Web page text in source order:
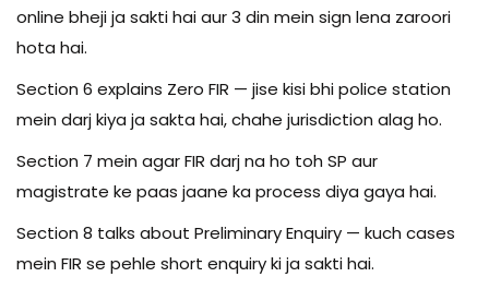
online bheji ja sakti hai aur 3 din mein sign lena zaroori
hota hai.
Section 6 explains Zero FIR — jise kisi bhi police station
mein darj kiya ja sakta hai, chahe jurisdiction alag ho.
Section 7 mein agar FIR darj na ho toh SP aur
magistrate ke paas jaane ka process diya gaya hai.
Section 8 talks about Preliminary Enquiry — kuch cases
mein FIR se pehle short enquiry ki ja sakti hai.